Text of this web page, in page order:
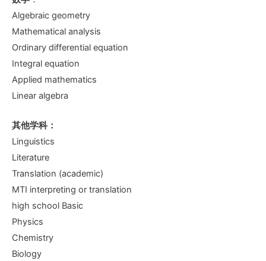
Algebraic geometry
Mathematical analysis
Ordinary differential equation
Integral equation
Applied mathematics
Linear algebra
其他学科：
Linguistics
Literature
Translation (academic)
MTI interpreting or translation
high school Basic
Physics
Chemistry
Biology